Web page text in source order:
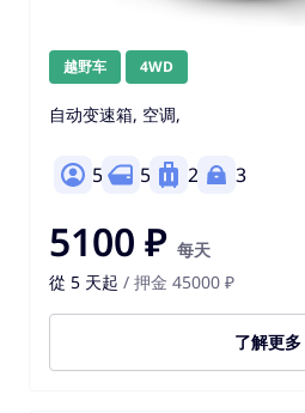
越野车 4WD
自动变速箱, 空调,
5 5 2 3
5100 ₽ 每天
從 5 天起 / 押金 45000 ₽
了解更多